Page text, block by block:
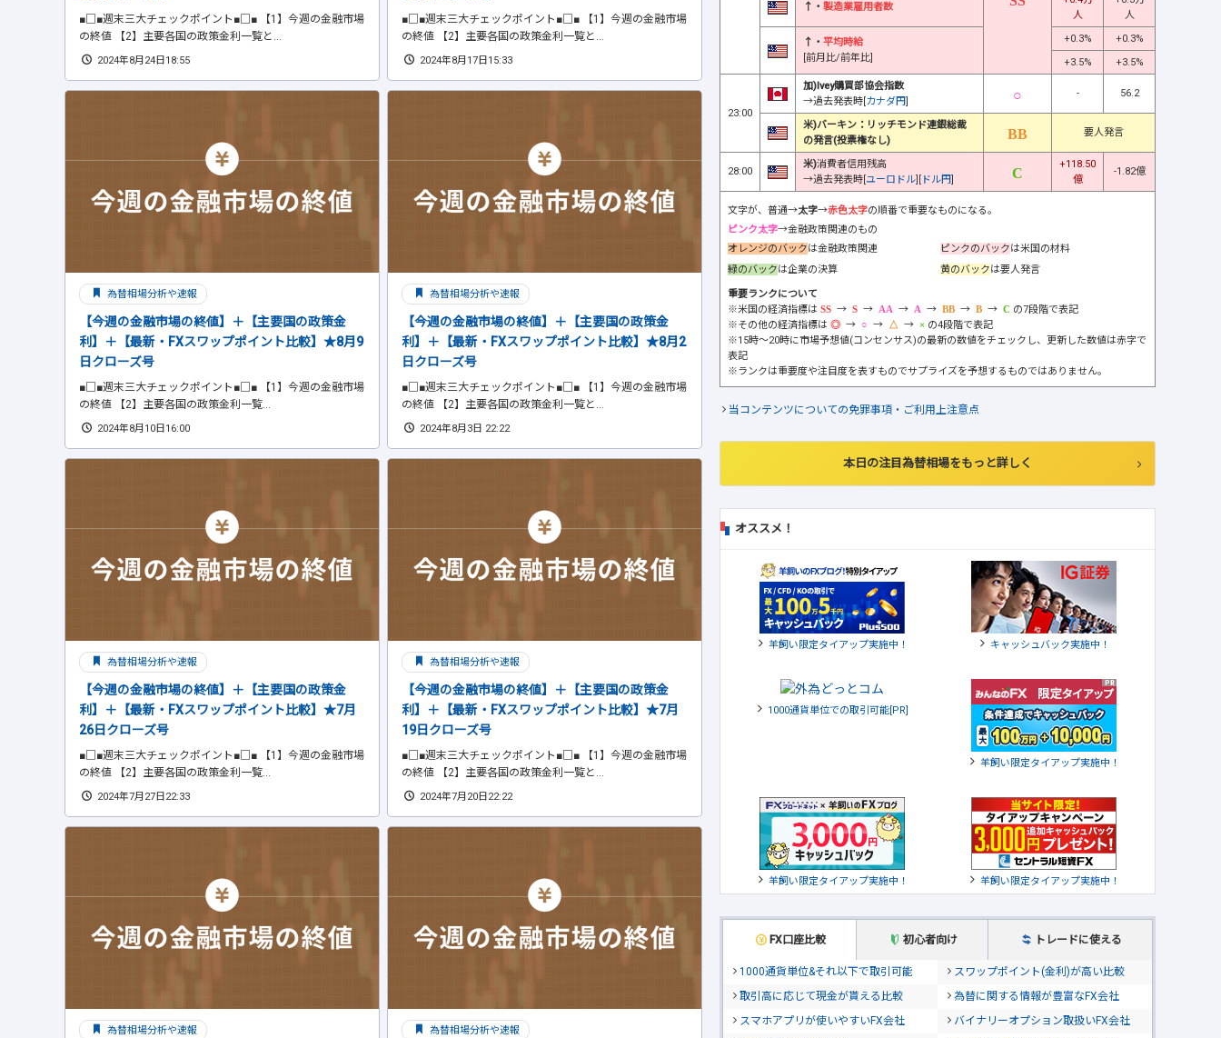
■□■週末三大チェックポイント■□■ 【1】今週の金融市場
の終値 【2】主要各国の政策金利一覧と...
2024年8月24日18:55
■□■週末三大チェックポイント■□■ 【1】今週の金融市場
の終値 【2】主要各国の政策金利一覧と...
2024年8月17日15:33
為替相場分析や速報
【今週の金融市場の終値】＋【主要国の政策金
利】＋【最新・FXスワップポイント比較】★8月9
日クローズ号
■□■週末三大チェックポイント■□■ 【1】今週の金融市場
の終値 【2】主要各国の政策金利一覧...
2024年8月10日16:00
為替相場分析や速報
【今週の金融市場の終値】＋【主要国の政策金
利】＋【最新・FXスワップポイント比較】★8月2
日クローズ号
■□■週末三大チェックポイント■□■ 【1】今週の金融市場
の終値 【2】主要各国の政策金利一覧と...
2024年8月3日 22:22
為替相場分析や速報
【今週の金融市場の終値】＋【主要国の政策金
利】＋【最新・FXスワップポイント比較】★7月
26日クローズ号
■□■週末三大チェックポイント■□■ 【1】今週の金融市場
の終値 【2】主要各国の政策金利一覧...
2024年7月27日22:33
為替相場分析や速報
【今週の金融市場の終値】＋【主要国の政策金
利】＋【最新・FXスワップポイント比較】★7月
19日クローズ号
■□■週末三大チェックポイント■□■ 【1】今週の金融市場
の終値 【2】主要各国の政策金利一覧と...
2024年7月20日22:22
為替相場分析や速報 為替相場分析や速報
↑・ 製造業雇用者数
人
人
↑・ 平均時給
[前月比/前年比]
+0.3%
+0.3%
+3.5%
+3.5%
23:00
加)Ivey購買部協会指数
→過去発表時[カナダ円]
- 56.2
米)バーキン：リッチモンド連銀総裁
の発言(投票権なし)
要人発言
28:00
米)消費者信用残高
→過去発表時[ユーロドル][ ドル円]
+118.50
億
-1.82億
文字が、普通→太字→赤色太字の順番で重要なものになる。
ピンク太字→金融政策関連のもの
オレンジのバックは金融政策関連 ピンクのバックは米国の材料
緑のバックは企業の決算 黄のバックは要人発言
重要ランクについて
※米国の経済指標は
→ → → → → →
の7段階で表記
※その他の経済指標は
→ → →
の4段階で表記
※15時～20時に市場予想値(コンセンサス)の最新の数値をチェックし、更新した数値は赤字で
表記
※ランクは重要度や注目度を表すものでサプライズを予想するものではありません。
当コンテンツについての免罪事項・ご利用上注意点
本日の注目為替相場をもっと詳しく
オススメ！
羊飼い限定タイアップ実施中！ キャッシュバック実施中！
1000通貨単位での取引可能[PR]
羊飼い限定タイアップ実施中！
羊飼い限定タイアップ実施中！ 羊飼い限定タイアップ実施中！
FX口座比較 初心者向け トレードに使える
1000通貨単位&それ以下で取引可能
スワップポイント(金利)が高い比較
取引高に応じて現金が貰える比較
為替に関する情報が豊富なFX会社
スマホアプリが使いやすいFX会社
バイナリーオプション取扱いFX会社